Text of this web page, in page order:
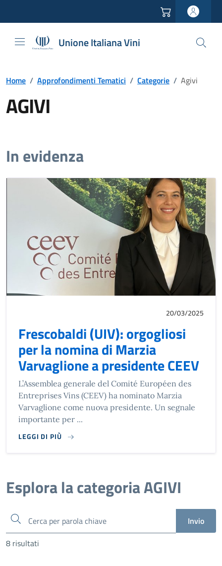
Unione Italiana Vini
Home / Approfondimenti Tematici / Categorie / Agivi
AGIVI
In evidenza
20/03/2025
Frescobaldi (UIV): orgogliosi
per la nomina di Marzia
Varvaglione a presidente CEEV
L’Assemblea generale del Comité Européen des
Entreprises Vins (CEEV) ha nominato Marzia
Varvaglione come nuova presidente. Un segnale
importante per ...
LEGGI DI PIÙ
Esplora la categoria AGIVI
Cerca
Invio
8 risultati